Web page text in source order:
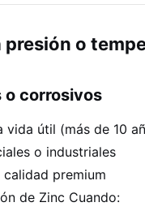
presión o
o corrosivos
vida útil (más de 10
o industriales
calidad premium
de Zinc Cuando: